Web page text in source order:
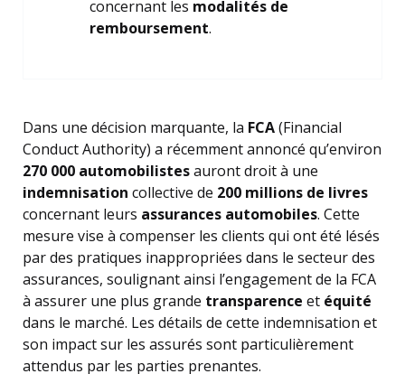
concernant les modalités de
remboursement.
Dans une décision marquante, la FCA(Financial
Conduct Authority) a récemment annoncé qu’environ
270 000 automobilistesauront droit à une
indemnisation collective de 200 millions de livres
concernant leurs assurances automobiles. Cette
mesure vise à compenser les clients qui ont été lésés
par des pratiques inappropriées dans le secteur des
assurances, soulignant ainsi l’engagement de la FCA
à assurer une plus grande transparence et équité
dans le marché. Les détails de cette indemnisation et
son impact sur les assurés sont particulièrement
attendus par les parties prenantes.